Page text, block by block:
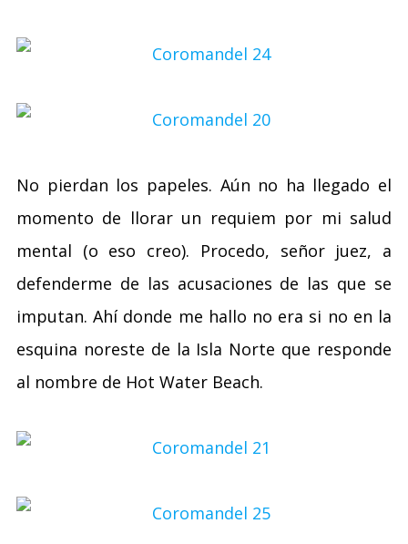
No pierdan los papeles. Aún no ha llegado el
momento de llorar un requiem por mi salud
mental (o eso creo). Procedo, señor juez, a
defenderme de las acusaciones de las que se
imputan. Ahí donde me hallo no era si no en la
esquina noreste de la Isla Norte que responde
al nombre de Hot Water Beach.